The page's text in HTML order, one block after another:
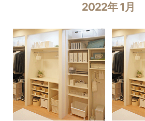
2022年 1月